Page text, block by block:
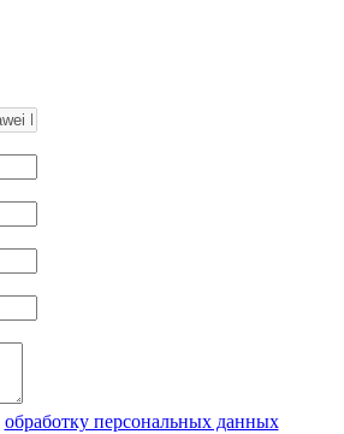
обработку персональных данных